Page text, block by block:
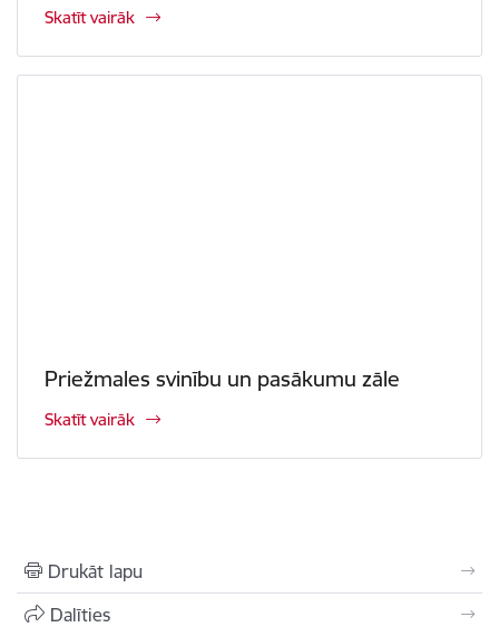
Skatīt vairāk
Priežmales svinību un pasākumu zāle
Skatīt vairāk
Drukāt lapu
Dalīties